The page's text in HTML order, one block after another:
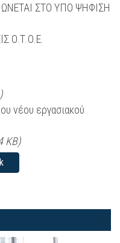
ΣTO ΥΠΟ ΨΗΦΙΣΗ
Ο.Τ.Ο.Ε.
νέου εργασιακού
KB)